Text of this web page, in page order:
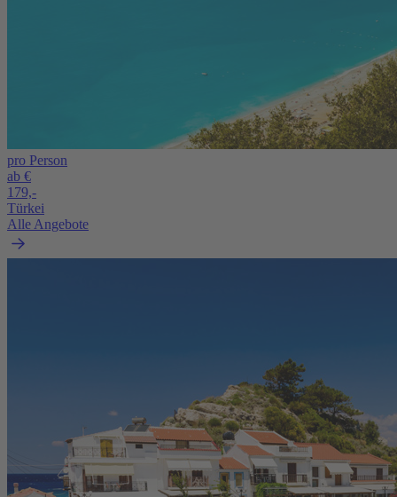
pro Person
ab €
179,-
Türkei
Alle Angebote